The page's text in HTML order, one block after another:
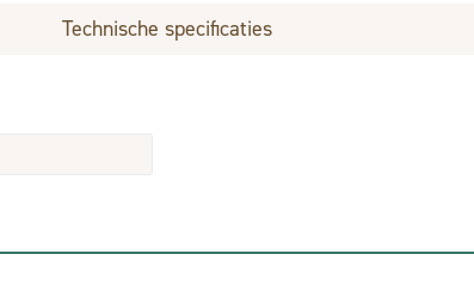
Technische specificaties